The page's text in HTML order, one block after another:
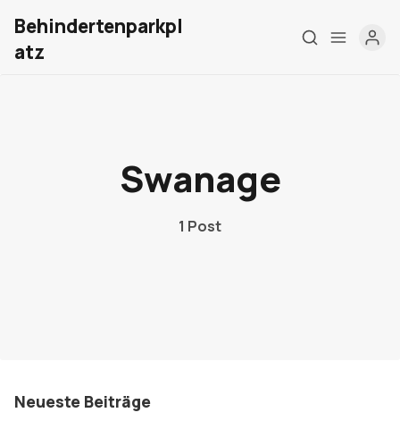
Meine Firma
London Barrierefrei
Behindertenparkpl
atz
Swanage
1 Post
Neueste Beiträge